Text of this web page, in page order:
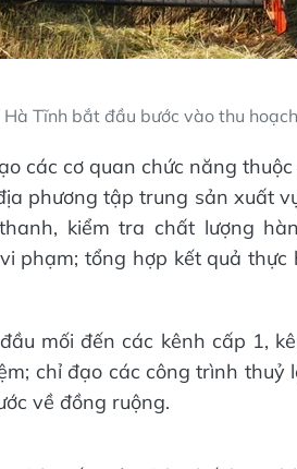
Tĩnh bắt đầu bước vào thu
các cơ quan chức năng
phương tập trung sản xuất
kiểm tra chất lượng
phạm; tổng hợp kết quả thực
mối đến các kênh cấp 1,
chỉ đạo các công trình thuỷ
về đồng ruộng.